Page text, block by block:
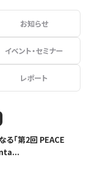
お知らせ
イベント・セミナー
レポート
る「第2回 PEACE